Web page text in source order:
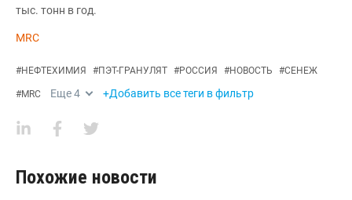
тыс. тонн в год.
MRC
#НЕФТЕХИМИЯ #ПЭТ-ГРАНУЛЯТ #РОССИЯ #НОВОСТЬ #СЕНЕЖ
#MRC Еще4 +Добавить все теги в фильтр
Похожие новости